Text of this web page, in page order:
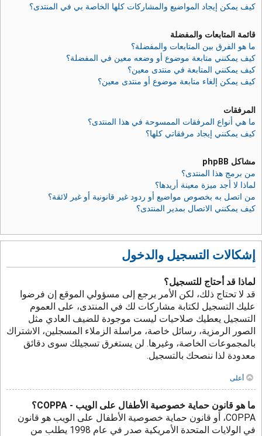
كيف يمكن إيجاد المواضيع والمشاركات كلها الخاصة بي في المنتدى؟
قائمة المتابعات والمفضلة
ما هو الفرق بين المتابعات والمفضلة؟
كيف يمكنني متابعة موضوع أو وضعه معين في المفضلة؟
كيف يمكنني المتابعة في منتدى معين؟
كيف يمكن إلغاء متابعة موضوع أو منتدى معين؟
المرفقات
ما هي أنواع المرفقات الممسوحة في هذا المنتدى؟
كيف يمكنني إيجاد مرفقاتي كلها؟
مشاكل phpBB
من برمج هذا المنتدى؟
لماذا لا أجد ميزة معينة أريدها؟
من اتصل به بخصوص مواضيع أو ردود غير قانونية أو غير لائقة؟
كيف يمكنني الاتصال بمدير المنتدى؟
إشكالات التسجيل والدخول
لماذا قد أحتاج للتسجيل؟
قد لا تحتاج ذلك، لكن الأمر يرجع إلى مسؤولي الموقع إن فرضوا
عليك التسجيل لكتابة مشاركات لك في المنتدى، على العموم
التسجيل يعطيك صلاحيات ليست موجودة للضيف العادي مثل
الصور الرمزية، رسائل خاصة، مراسلة الزملاء المسجلين، الاشتراك
بالمجموعات الخاصة، وغيرها. لن يستغرق تسجيلك سوى دقائق
معدودة لذا ننصحك بالتسجيل.
أعلى
ما هو قانون حماية خصوصية الأطفال على الويب - COPPA؟
COPPA، أو قانون حماية خصوصية الأطفال على الويب هو قانون
في الولايات المتحدة الأمريكية صدر في عام 1998 يطلب من